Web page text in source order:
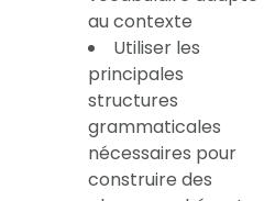
au contexte
Utiliser les
principales
structures
grammaticales
nécessaires pour
construire des